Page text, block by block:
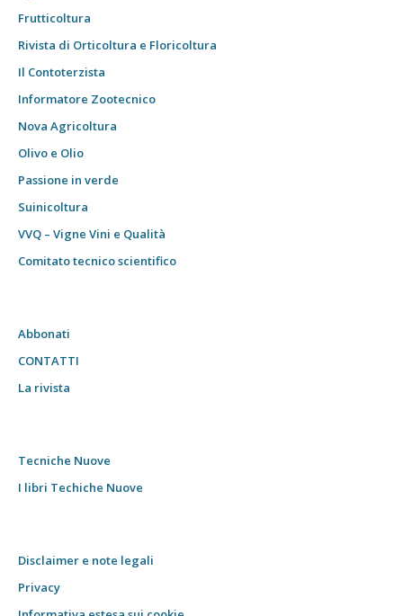
Frutticoltura
Rivista di Orticoltura e Floricoltura
Il Contoterzista
Informatore Zootecnico
Nova Agricoltura
Olivo e Olio
Passione in verde
Suinicoltura
VVQ – Vigne Vini e Qualità
Comitato tecnico scientifico
Abbonati
CONTATTI
La rivista
Tecniche Nuove
I libri Techiche Nuove
Disclaimer e note legali
Privacy